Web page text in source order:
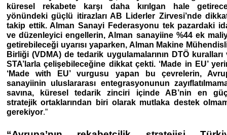
küresel rekabete karşı daha kırılgan hale
yönündeki güçlü itirazları AB Liderler Zirvesi’nde
takip ettik. Alman Sanayi Federasyonu tek pazardaki
ve düzenleyici engellerin, Alman sanayiine %44 ek
getirebileceği uyarısı yaparken, Alman Makine
Birliği (VDMA) de tedarik uygulamalarının DTÖ kuralları
STA’larla çelişebileceğine dikkat çekti. ‘Made in EU’
‘Made with EU’ vurgusu yapan bu çevrelerin,
sanayiinin uluslararası entegrasyonunun
savına, küresel tedarik zinciri içinde AB’nin en
stratejik ortaklarından biri olarak mutlaka destek
gerekiyor.”